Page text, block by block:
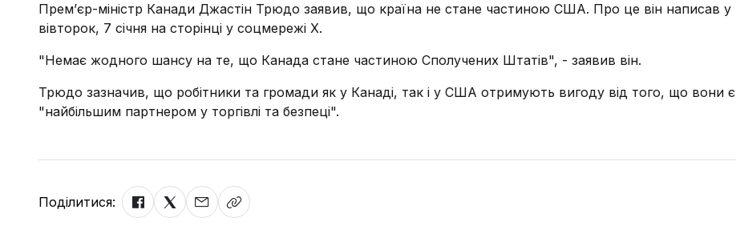
Прем’єр-міністр Канади Джастін Трюдо заявив, що країна не стане частиною США. Про це він написав у
вівторок, 7 січня на сторінці у соцмережі Х.
"Немає жодного шансу на те, що Канада стане частиною Сполучених Штатів", - заявив він.
Трюдо зазначив, що робітники та громади як у Канаді, так і у США отримують вигоду від того, що вони є
"найбільшим партнером у торгівлі та безпеці".
Поділитися: